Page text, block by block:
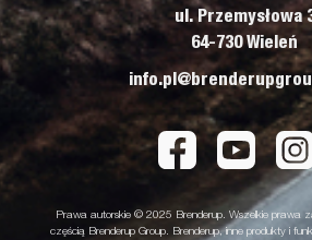
ul. Przemysłowa
64-730 Wieleń
Prawa autorskie © 2025 Brenderup. Wszelkie prawa
częścią Brenderup Group. Brenderup, inne produkty i